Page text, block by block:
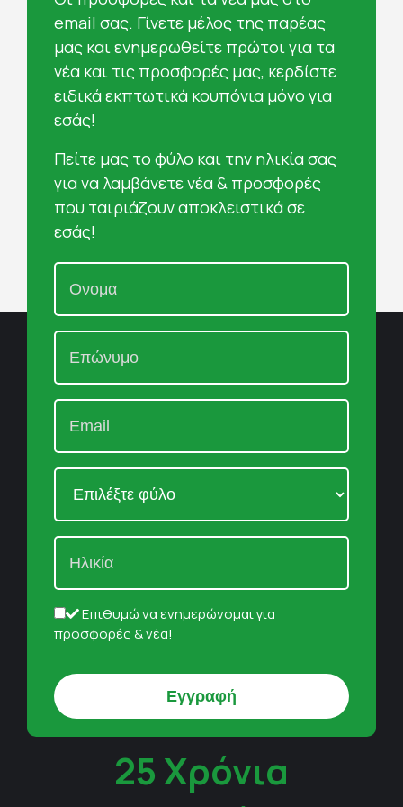
email σας. Γίνετε μέλος της παρέας
μας και ενημερωθείτε πρώτοι για τα
νέα και τις προσφορές μας, κερδίστε
ειδικά εκπτωτικά κουπόνια μόνο για
εσάς!
Πείτε μας το φύλο και την ηλικία σας
για να λαμβάνετε νέα & προσφορές
που ταιριάζουν αποκλειστικά σε
εσάς!
Επιθυμώ να ενημερώνομαι για
προσφορές & νέα!
25 Χρόνια